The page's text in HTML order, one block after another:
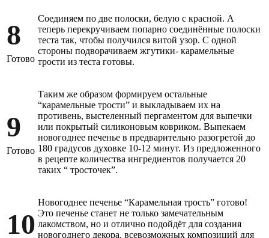
8
Готово
Соединяем по две полоски, белую с красной. А
теперь перекручиваем попарно соединённые полоски
теста так, чтобы получился витой узор. С одной
стороны подворачиваем жгутики- карамельные
трости из теста готовы.
9
Готово
Таким же образом формируем остальные
“карамельные трости” и выкладываем их на
противень, выстеленный пергаментом для выпечки
или покрытый силиконовым ковриком. Выпекаем
новогоднее печенье в предварительно разогретой до
180 градусов духовке 10-12 минут. Из предложенного
в рецепте количества ингредиентов получается 20
таких “ тросточек”.
10
Новогоднее печенье “Карамельная трость” готово!
Это печенье станет не только замечательным
лакомством, но и отлично подойдёт для создания
новогоднего декора, всевозможных композиций для